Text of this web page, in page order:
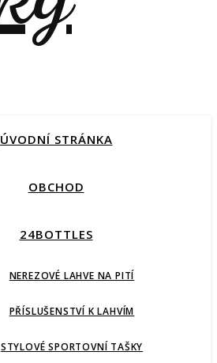
ÚVODNÍ STRÁNKA
OBCHOD
24BOTTLES
NEREZOVÉ LAHVE NA PITÍ
PŘÍSLUŠENSTVÍ K LAHVÍM
STYLOVÉ SPORTOVNÍ TAŠKY